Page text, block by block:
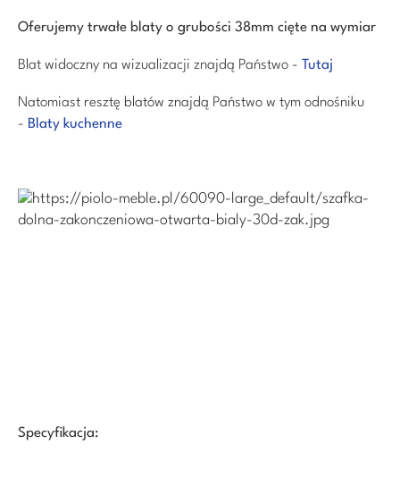
Oferujemy trwałe blaty o grubości 38mm cięte na wymiar
Blat widoczny na wizualizacji znajdą Państwo - Tutaj
Natomiast resztę blatów znajdą Państwo w tym odnośniku
- Blaty kuchenne
Specyfikacja: